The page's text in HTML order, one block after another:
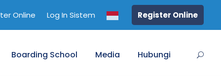
Online Log In Sistem Register Online
Boarding School Media Hubungi